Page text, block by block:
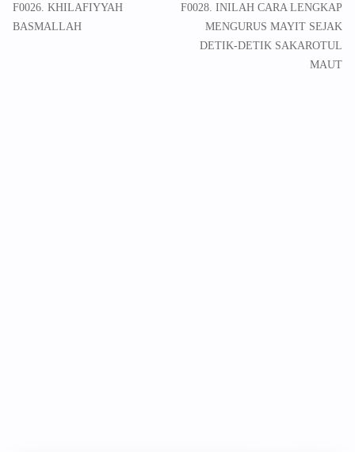
F0026. KHILAFIYYAH
BASMALLAH
F0028. INILAH CARA LENGKAP
MENGURUS MAYIT SEJAK
DETIK-DETIK SAKAROTUL
MAUT